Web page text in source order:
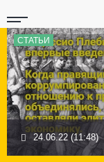
СТАТЬИ
24.06.22 (11:48)